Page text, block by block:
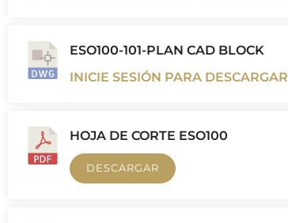
ESO100-101-PLAN CAD BLOCK
INICIE SESIÓN PARA DESCARGAR
HOJA DE CORTE ESO100
DESCARGAR